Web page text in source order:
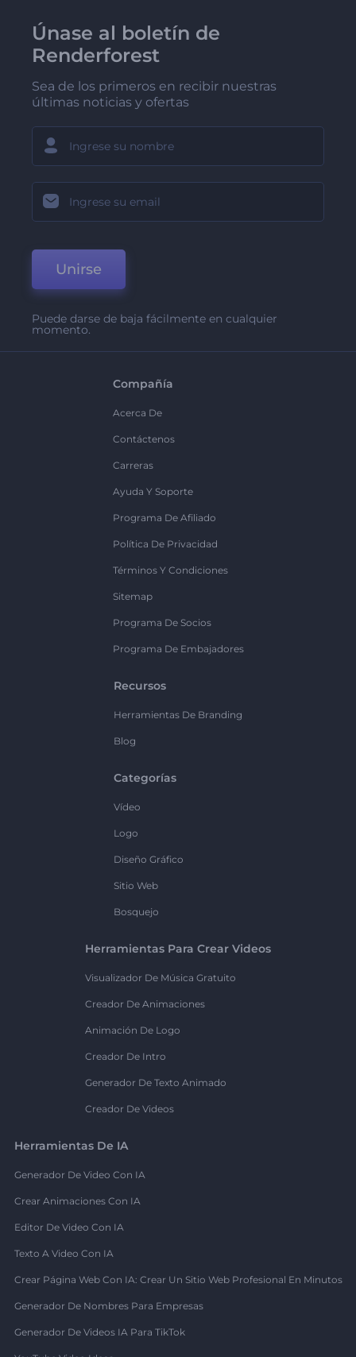
Únase al boletín de
Renderforest
Sea de los primeros en recibir nuestras
últimas noticias y ofertas
Unirse
Puede darse de baja fácilmente en cualquier
momento.
Compañía
Acerca De
Contáctenos
Carreras
Ayuda Y Soporte
Programa De Afiliado
Política De Privacidad
Términos Y Condiciones
Sitemap
Programa De Socios
Programa De Embajadores
Recursos
Herramientas De Branding
Blog
Categorías
Vídeo
Logo
Diseño Gráfico
Sitio Web
Bosquejo
Herramientas Para Crear Videos
Visualizador De Música Gratuito
Creador De Animaciones
Animación De Logo
Creador De Intro
Generador De Texto Animado
Creador De Videos
Herramientas De IA
Generador De Video Con IA
Crear Animaciones Con IA
Editor De Video Con IA
Texto A Video Con IA
Crear Página Web Con IA: Crear Un Sitio Web Profesional En Minutos
Generador De Nombres Para Empresas
Generador De Videos IA Para TikTok